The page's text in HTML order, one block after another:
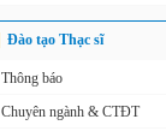
Đào tạo Thạc sĩ
Thông báo
Chuyên ngành & CTĐT